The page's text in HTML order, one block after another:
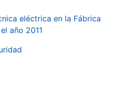
eléctrica en la Fábrica
año 2011